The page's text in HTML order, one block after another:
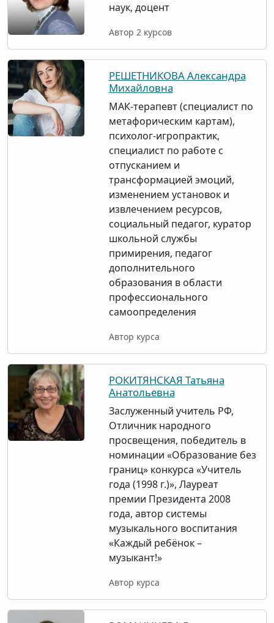
наук, доцент
Автор 2 курсов
РЕШЕТНИКОВА Александра
Михайловна
МАК-терапевт (специалист по
метафорическим картам),
психолог-игропрактик,
специалист по работе с
отпусканием и
трансформацией эмоций,
изменением установок и
извлечением ресурсов,
социальный педагог, куратор
школьной службы
примирения, педагог
дополнительного
образования в области
профессионального
самоопределения
Автор курса
РОКИТЯНСКАЯ Татьяна
Анатольевна
Заслуженный учитель РФ,
Отличник народного
просвещения, победитель в
номинации «Образование без
границ» конкурса «Учитель
года (1998 г.)», Лауреат
премии Президента 2008
года, автор системы
музыкального воспитания
«Каждый ребёнок –
музыкант!»
Автор курса